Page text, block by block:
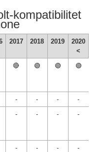
kompatibilitet
2017 2018 2019
2020
<
🔴 🟢 🟢 🟢
- - -
-
- - - -
- - - -